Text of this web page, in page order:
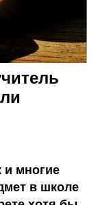
и многие
в школе